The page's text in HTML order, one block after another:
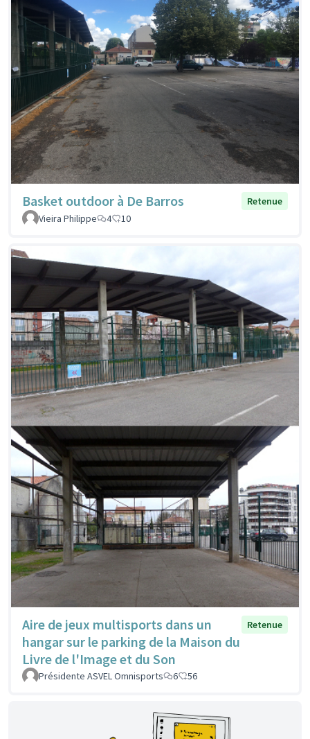
Basket outdoor à De Barros
Retenue
Vieira Philippe
4 10
Aire de jeux multisports dans un
hangar sur le parking de la Maison du
Livre de l'Image et du Son
Retenue
Présidente ASVEL Omnisports 6 56